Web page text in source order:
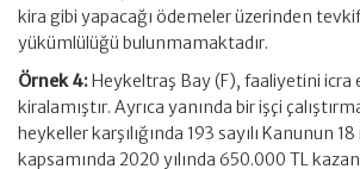
kira gibi yapacağı ödemeler üzerinden
yükümlülüğü bulunmamaktadır.
Örnek 4:Heykeltraş Bay (F), faaliyetini icra
kiralamıştır. Ayrıca yanında bir işçi
heykeller karşılığında 193 sayılı Kanunun
kapsamında 2020 yılında 650.000 TL